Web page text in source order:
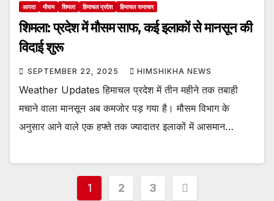
आपदा मौसम शिमला हिमाचल प्रदेश हिमाचल समाचार
शिमला: प्रदेश में मौसम साफ, कई इलाकों से मानसून की
विदाई शुरू
SEPTEMBER 22, 2025 HIMSHIKHA NEWS
Weather Updates हिमाचल प्रदेश में तीन महीने तक तबाही
मचाने वाला मानसून अब कमजोर पड़ गया है। मौसम विभाग के
अनुसार आने वाले एक हफ्ते तक ज्यादातर इलाकों में आसमान…
Posts
1 2 3